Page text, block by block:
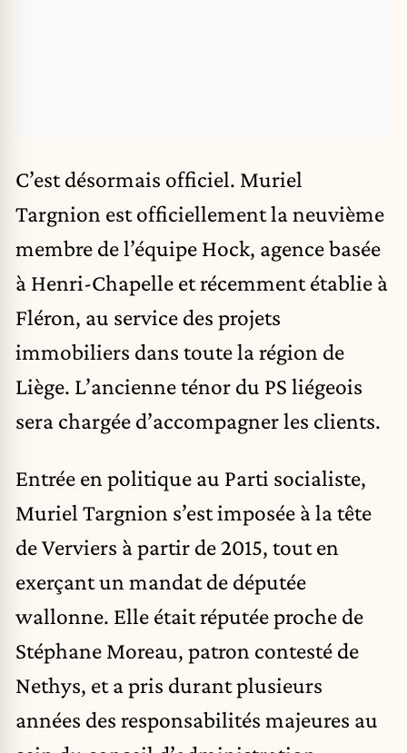
C’est désormais officiel. Muriel
Targnion est officiellement la neuvième
membre de l’équipe Hock, agence basée
à Henri-Chapelle et récemment établie à
Fléron, au service des projets
immobiliers dans toute la région de
Liège. L’ancienne ténor du PS liégeois
sera chargée d’accompagner les clients. ​
Entrée en politique au Parti socialiste,
Muriel Targnion s’est imposée à la tête
de Verviers à partir de 2015, tout en
exerçant un mandat de députée
wallonne. Elle était réputée proche de
Stéphane Moreau, patron contesté de
Nethys, et a pris durant plusieurs
années des responsabilités majeures au